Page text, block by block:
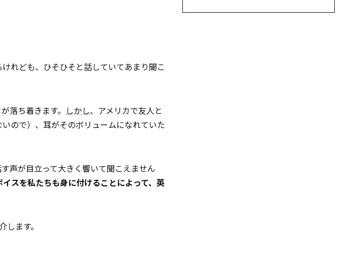
れども、ひそひそと話していてあまり聞こ
落ち着きます。 しかし、アメリカで友人と
ので）、耳がそのボリュームになれていた
声が目立って大きく響いて聞こえません
イスを私たちも身に付けることによって、英
ます。